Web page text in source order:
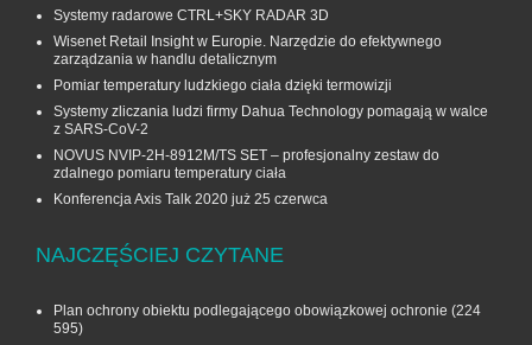
Systemy radarowe CTRL+SKY RADAR 3D
Wisenet Retail Insight w Europie. Narzędzie do efektywnego
zarządzania w handlu detalicznym
Pomiar temperatury ludzkiego ciała dzięki termowizji
Systemy zliczania ludzi firmy Dahua Technology pomagają w walce
z SARS-CoV-2
NOVUS NVIP-2H-8912M/TS SET – profesjonalny zestaw do
zdalnego pomiaru temperatury ciała
Konferencja Axis Talk 2020 już 25 czerwca
NAJCZĘŚCIEJ CZYTANE
Plan ochrony obiektu podlegającego obowiązkowej ochronie (224
595)